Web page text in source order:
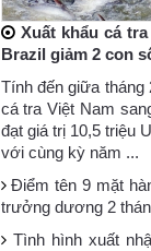
Xuất khẩu cá
Brazil giảm 2 con
Tính đến giữa tháng
cá tra Việt Nam
đạt giá trị 10,5 triệu
với cùng kỳ năm ...
Điểm tên 9 mặt
trưởng dương 2
Tình hình xuất